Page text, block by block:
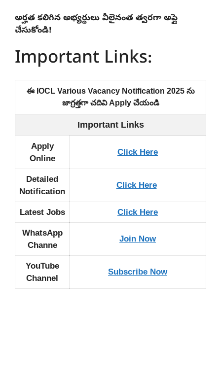
అర్హత కలిగిన అభ్యర్థులు వీలైనంత త్వరగా అప్లై
చేసుకోండి!
Important Links:
ఈ IOCL Various Vacancy Notification 2025 ను
జాగ్రత్తగా చదివి Apply చేయండి
Important Links
Apply
Online
Click Here
Detailed
Notification
Click Here
Latest Jobs Click Here
WhatsApp
Channe
Join Now
YouTube
Channel
Subscribe Now